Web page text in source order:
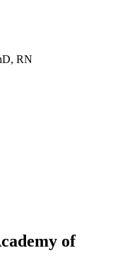
RN
of